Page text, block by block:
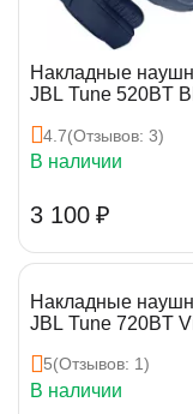
Накладные
JBL Tune 520BT
4.7(Отзывов: 3)
В наличии
3 100 ₽
Накладные
JBL Tune 720BT
5(Отзывов: 1)
В наличии